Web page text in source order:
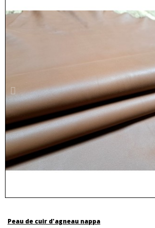
Peau de cuir d'agneau nappa